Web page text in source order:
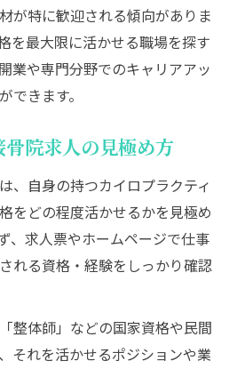
が特に歓迎される傾向がありま
を最大限に活かせる職場を探す
業や専門分野でのキャリアアッ
できます。
院求人の見極め方
、自身の持つカイロプラクティ
をどの程度活かせるかを見極め
、求人票やホームページで仕事
れる資格・経験をしっかり確認
整体師」などの国家資格や民間
それを活かせるポジションや業